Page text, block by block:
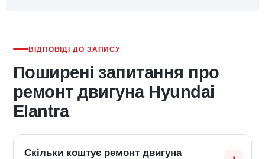
ВІДПОВІДІ ДО ЗАПИСУ
Поширені запитання про
ремонт двигуна Hyundai
Elantra
Скільки коштує ремонт двигуна